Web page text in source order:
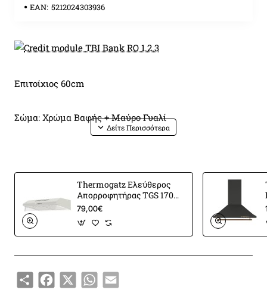
EAN: 5212024303936
Επιτοίχιος 60cm
Σώμα: Χρώμα Βαφής + Μαύρο Γυαλί
3 επίπεδα απορρόφησης
Χειρισμός Διακοπτών Φωτιζόμενος, Περιστροφικός LED
Thermogatz Ελεύθερος
Απορροφητήρας TGS 170
WH 60cm
79,00€
ShareFacebook
X WhatsApp
Email